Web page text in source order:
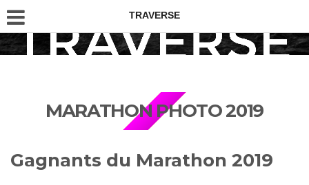
TRAVERSE
MARATHON PHOTO 2019
Gagnants du Marathon 2019